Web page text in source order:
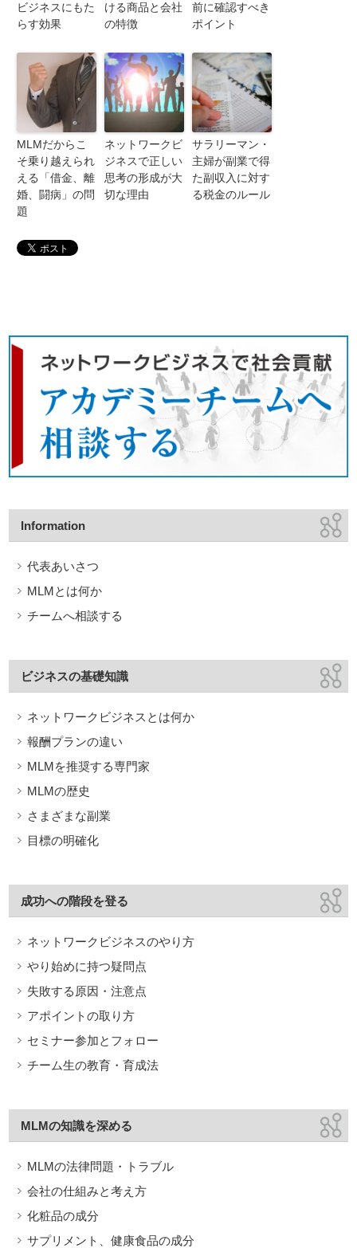
ビジネスにもた
らす効果
ける商品と会社
の特徴
前に確認すべき
ポイント
MLMだからこ
そ乗り越えられ
える「借金、離
婚、闘病」の問
題
ネットワークビ
ジネスで正しい
思考の形成が大
切な理由
サラリーマン・
主婦が副業で得
た副収入に対す
る税金のルール
Information
代表あいさつ
MLMとは何か
チームへ相談する
ビジネスの基礎知識
ネットワークビジネスとは何か
報酬プランの違い
MLMを推奨する専門家
MLMの歴史
さまざまな副業
目標の明確化
成功への階段を登る
ネットワークビジネスのやり方
やり始めに持つ疑問点
失敗する原因・注意点
アポイントの取り方
セミナー参加とフォロー
チーム生の教育・育成法
MLMの知識を深める
MLMの法律問題・トラブル
会社の仕組みと考え方
化粧品の成分
サプリメント、健康食品の成分